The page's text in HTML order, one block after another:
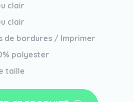
clair
clair
de bordures / Imprimer
polyester
taille